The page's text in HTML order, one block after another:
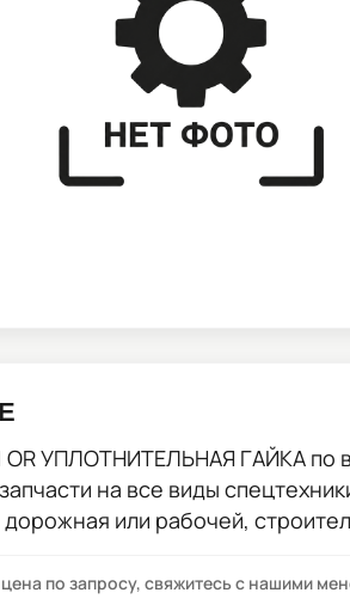
OR УПЛОТНИТЕЛЬНАЯ ГАЙКА по
на все виды
или рабочей,
по запросу, свяжитесь с нашими